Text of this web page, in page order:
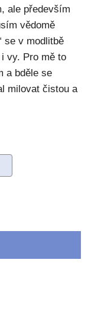
ale především
vědomě
se v modlitbě
vy. Pro mě to
a bděle se
milovat čistou a